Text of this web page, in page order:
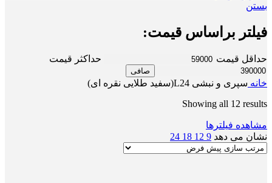
بستن
فیلتر براساس قیمت:
حداقل قیمت حداكثر قيمت
صافی
خانه سپری و نبشی L24(سفید طلایی نقره ای)
Showing all 12 results
مشاهده فیلترها
نشان می دهد 9
12
18
24